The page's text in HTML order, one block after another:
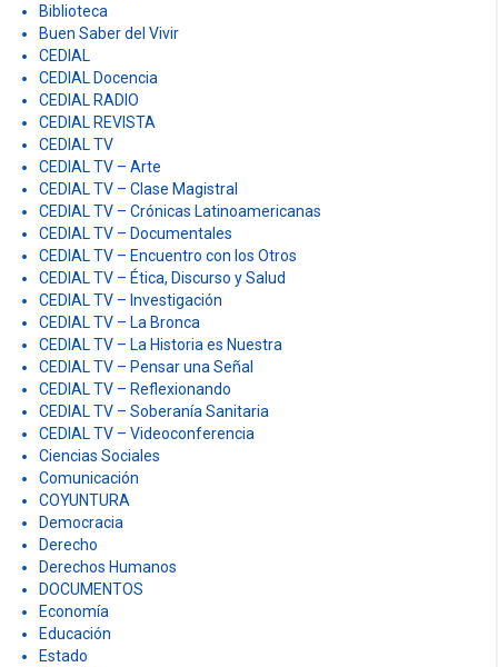
Biblioteca
Buen Saber del Vivir
CEDIAL
CEDIAL Docencia
CEDIAL RADIO
CEDIAL REVISTA
CEDIAL TV
CEDIAL TV – Arte
CEDIAL TV – Clase Magistral
CEDIAL TV – Crónicas Latinoamericanas
CEDIAL TV – Documentales
CEDIAL TV – Encuentro con los Otros
CEDIAL TV – Ética, Discurso y Salud
CEDIAL TV – Investigación
CEDIAL TV – La Bronca
CEDIAL TV – La Historia es Nuestra
CEDIAL TV – Pensar una Señal
CEDIAL TV – Reflexionando
CEDIAL TV – Soberanía Sanitaria
CEDIAL TV – Videoconferencia
Ciencias Sociales
Comunicación
COYUNTURA
Democracia
Derecho
Derechos Humanos
DOCUMENTOS
Economía
Educación
Estado